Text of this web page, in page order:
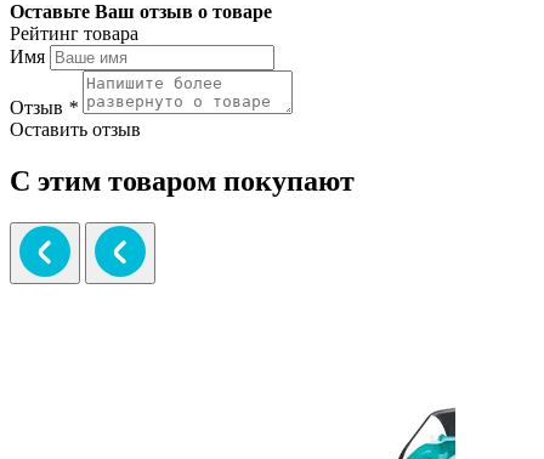
Оставьте Ваш отзыв о товаре
Рейтинг товара
Имя
Отзыв *
Оставить отзыв
С этим товаром покупают